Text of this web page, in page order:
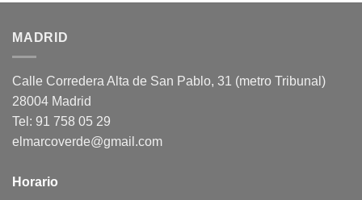
MADRID
Calle Corredera Alta de San Pablo, 31 (metro Tribunal)
28004 Madrid
Tel: 91 758 05 29
elmarcoverde@gmail.com
Horario